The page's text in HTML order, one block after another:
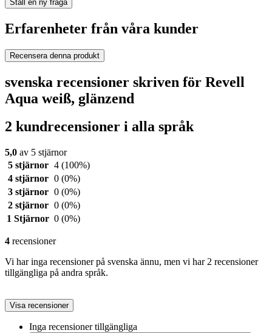
Ställ en ny fråga
Erfarenheter från våra kunder
Recensera denna produkt
svenska recensioner skriven för Revell
Aqua weiß, glänzend
2 kundrecensioner i alla språk
5,0 av 5 stjärnor
5 stjärnor 4 (100%)
4 stjärnor 0 (0%)
3 stjärnor 0 (0%)
2 stjärnor 0 (0%)
1 Stjärnor 0 (0%)
4 recensioner
Vi har inga recensioner på svenska ännu, men vi har 2 recensioner
tillgängliga på andra språk.
Visa recensioner
Inga recensioner tillgängliga